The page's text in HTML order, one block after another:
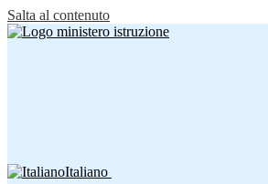
Salta al contenuto
Italiano